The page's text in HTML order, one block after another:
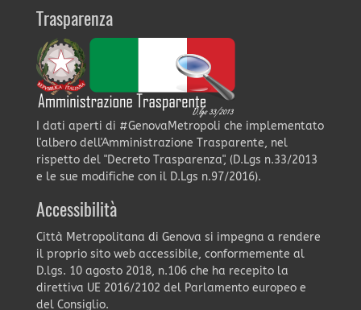
Trasparenza
I dati aperti di #GenovaMetropoli che implementato
l'albero dell'Amministrazione Trasparente, nel
rispetto del "Decreto Trasparenza", (D.Lgs n.33/2013
e le sue modifiche con il D.Lgs n.97/2016).
Accessibilità
Città Metropolitana di Genova si impegna a rendere
il proprio sito web accessibile, conformemente al
D.lgs. 10 agosto 2018, n.106 che ha recepito la
direttiva UE 2016/2102 del Parlamento europeo e
del Consiglio.